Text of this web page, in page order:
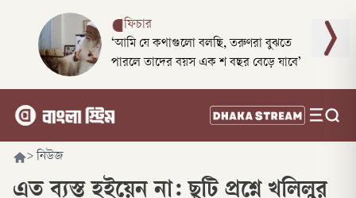
ফিচার
‘আমি যে কথাগুলো বলছি, তরুণরা বুঝতে
পারলে তাদের বয়স এক শ বছর বেড়ে যাবে’
> নিউজ
এত ব্যস্ত হইয়েন না: ছুটি প্রশ্নে খলিলুর